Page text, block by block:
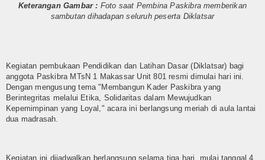
Multi Media
Video
Keterangan Gambar : Foto saat Pembina Paskibra memberikan
sambutan dihadapan seluruh peserta Diklatsar
Kegiatan pembukaan Pendidikan dan Latihan Dasar (Diklatsar) bagi
anggota Paskibra MTsN 1 Makassar Unit 801 resmi dimulai hari ini.
Dengan mengusung tema "Membangun Kader Paskibra yang
Berintegritas melalui Etika, Solidaritas dalam Mewujudkan
Kepemimpinan yang Loyal," acara ini berlangsung meriah di aula lantai
dua madrasah.
Kegiatan ini dijadwalkan berlangsung selama tiga hari, mulai tanggal 4